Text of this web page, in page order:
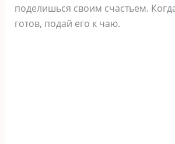
поделишься своим счастьем.
готов, подай его к чаю.